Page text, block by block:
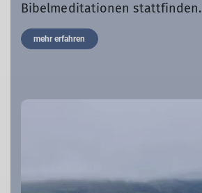
Bibelmeditationen stattfinden.
mehr erfahren